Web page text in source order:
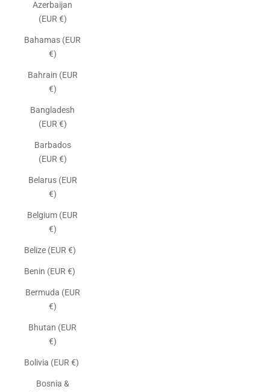
Azerbaijan
(EUR €)
Bahamas (EUR
€)
Bahrain (EUR
€)
Bangladesh
(EUR €)
Barbados
(EUR €)
Belarus (EUR
€)
Belgium (EUR
€)
Belize (EUR €)
Benin (EUR €)
Bermuda (EUR
€)
Bhutan (EUR
€)
Bolivia (EUR €)
Bosnia &